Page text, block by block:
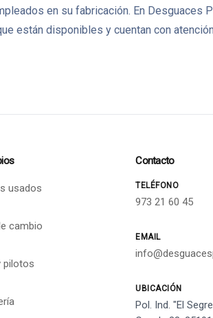
en su fabricación. En Desguaces
están disponibles y cuentan con
usados
cambio
pilotos
Contacto
TELÉFONO
973 21 60 45
EMAIL
UBICACIÓN
Pol. Ind. "El